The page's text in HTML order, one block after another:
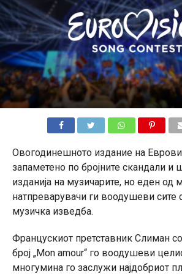
Овогодинешното издание на
запаметено по бројните скандали и
изданија на музичарите, но еден од
натпреварувачи ги воодушеви сите
музичка изведба.
Францускиот претставник Слиман
број „Mon amour“ го воодушеви
многумина го заслужи најдобриот